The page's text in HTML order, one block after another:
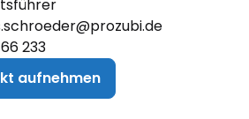
233
aufnehmen